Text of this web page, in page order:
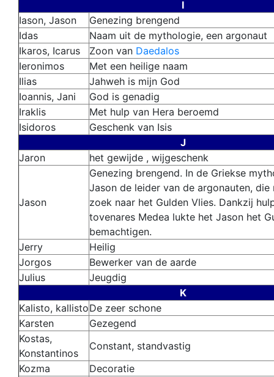
I
Iason, Jason
Genezing brengend
Idas
Naam uit de mythologie, een argonaut
Ikaros, Icarus
Zoon van Daedalos
Ieronimos
Met een heilige naam
Ilias
Jahweh is mijn God
Ioannis, Jani
God is genadig
Iraklis
Met hulp van Hera beroemd
Isidoros
Geschenk van Isis
J
Jaron
het gewijde , wijgeschenk
Jason
Genezing brengend. In de Griekse
Jason de leider van de argonauten,
zoek naar het Gulden Vlies. Dankzij
tovenares Medea lukte het Jason het
bemachtigen.
Jerry
Heilig
Jorgos
Bewerker van de aarde
Julius
Jeugdig
K
Kalisto, kallistoDe zeer schone
Karsten
Gezegend
Kostas,
Konstantinos
Constant, standvastig
Kozma
Decoratie